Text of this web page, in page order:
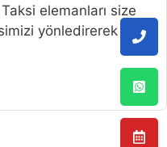
elemanları size
yönledirerek